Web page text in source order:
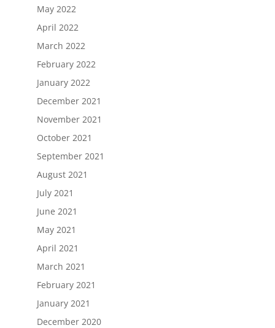
May 2022
April 2022
March 2022
February 2022
January 2022
December 2021
November 2021
October 2021
September 2021
August 2021
July 2021
June 2021
May 2021
April 2021
March 2021
February 2021
January 2021
December 2020